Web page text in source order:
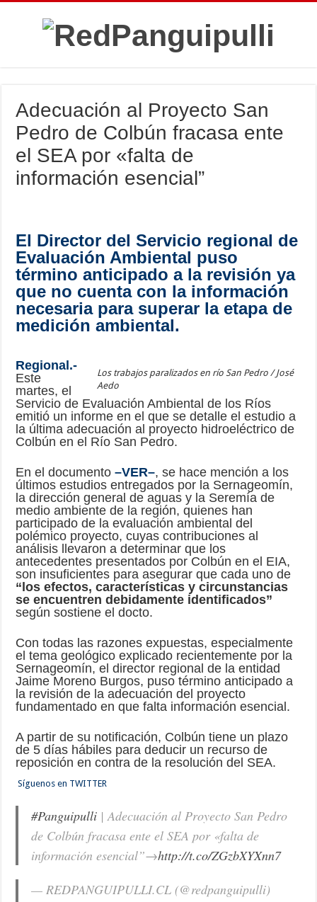
Adecuación al Proyecto San
Pedro de Colbún fracasa ente
el SEA por «falta de
información esencial”
El Director del Servicio regional de
Evaluación Ambiental puso
término anticipado a la revisión ya
que no cuenta con la información
necesaria para superar la etapa de
medición ambiental.
Los trabajos paralizados en río San Pedro / José
Aedo
Regional.-
Este
martes, el
Servicio de Evaluación Ambiental de los Ríos
emitió un informe en el que se detalle el estudio a
la última adecuación al proyecto hidroeléctrico de
Colbún en el Río San Pedro.
En el documento–VER–, se hace mención a los
últimos estudios entregados por la Sernageomín,
la dirección general de aguas y la Seremía de
medio ambiente de la región, quienes han
participado de la evaluación ambiental del
polémico proyecto, cuyas contribuciones al
análisis llevaron a determinar que los
antecedentes presentados por Colbún en el EIA,
son insuficientes para asegurar que cada uno de
“los efectos, características y circunstancias
se encuentren debidamente identificados”
según sostiene el docto.
Con todas las razones expuestas, especialmente
el tema geológico explicado recientemente por la
Sernageomín, el director regional de la entidad
Jaime Moreno Burgos, puso término anticipado a
la revisión de la adecuación del proyecto
fundamentado en que falta información esencial.
A partir de su notificación, Colbún tiene un plazo
de 5 días hábiles para deducir un recurso de
reposición en contra de la resolución del SEA.
Síguenos en TWITTER
#Panguipulli | Adecuación al Proyecto San Pedro
de Colbún fracasa ente el SEA por «falta de
información esencial”→http://t.co/ZGzbXYXnn7
— REDPANGUIPULLI.CL (@redpanguipulli)